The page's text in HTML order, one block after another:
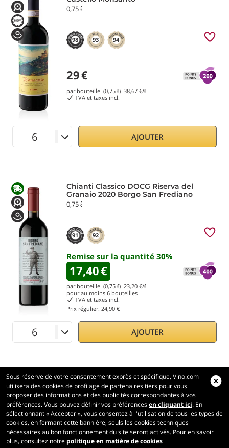
0,75 ℓ
98 93 94
29€
par bouteille (0,75 ℓ) 38,67 €/ℓ
TVA et taxes incl.
AJOUTER
Chianti Classico DOCG Riserva del
Granaio 2020 Borgo San Frediano
0,75 ℓ
91 92
Remise sur la quantité 30%
17,40€
par bouteille (0,75 ℓ) 23,20 €/ℓ
pour au moins 6 bouteilles
TVA et taxes incl.
Prix régulier: 24,90 €
AJOUTER
Sous réserve de votre consentement exprès et spécifique, Vino.com
utilisera des cookies de profilage de partenaires tiers pour vous
proposer des informations et des publicités correspondantes à vos
préférences. Vous pouvez définir vos préférencesen cliquant ici. En
sélectionnant « Accepter », vous consentez à l'utilisation de tous les types de
cookies, en fermant cette bannière, seuls les cookies techniques
nécessaires au bon fonctionnement du site seront activés. Pour en savoir
plus, consultez notre politique en matière de cookies
Vino.com
Made with
in Tuscany
Page traitée en 194 ms
production-front-1Copyright © 2026 VINO.COM 3ND S.r.l.